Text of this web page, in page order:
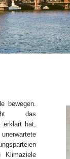
bewegen.
das
erklärt hat,
Klimaziele